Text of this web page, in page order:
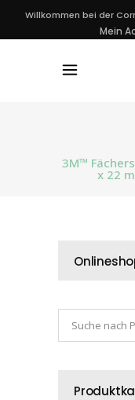
Willkommen bei der
Mein
3M™
x 22